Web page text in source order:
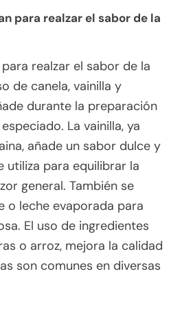
para realzar el sabor de la
realzar el sabor de la
de canela, vainilla y
durante la preparación
La vainilla, ya
añade un sabor dulce y
utiliza para equilibrar la
general. También se
o leche evaporada para
El uso de ingredientes
o arroz, mejora la calidad
son comunes en diversas